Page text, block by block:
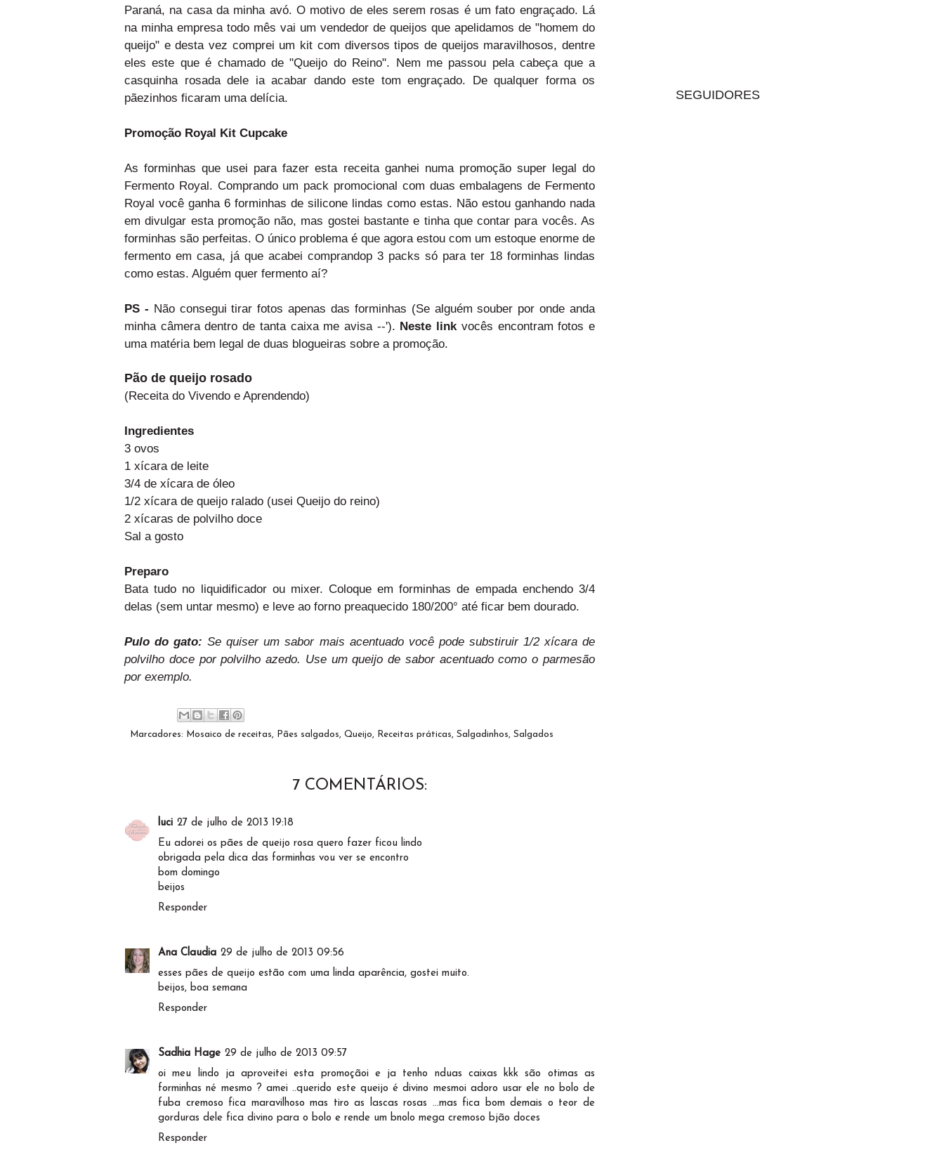
Paraná, na casa da minha avó. O motivo de eles serem rosas é um fato engraçado. Lá
na minha empresa todo mês vai um vendedor de queijos que apelidamos de "homem do
queijo" e desta vez comprei um kit com diversos tipos de queijos maravilhosos, dentre
eles este que é chamado de "Queijo do Reino". Nem me passou pela cabeça que a
casquinha rosada dele ia acabar dando este tom engraçado. De qualquer forma os
pãezinhos ficaram uma delícia.
Promoção Royal Kit Cupcake
As forminhas que usei para fazer esta receita ganhei numa promoção super legal do
Fermento Royal. Comprando um pack promocional com duas embalagens de Fermento
Royal você ganha 6 forminhas de silicone lindas como estas. Não estou ganhando nada
em divulgar esta promoção não, mas gostei bastante e tinha que contar para vocês. As
forminhas são perfeitas. O único problema é que agora estou com um estoque enorme de
fermento em casa, já que acabei comprandop 3 packs só para ter 18 forminhas lindas
como estas. Alguém quer fermento aí?
PS - Não consegui tirar fotos apenas das forminhas (Se alguém souber por onde anda
minha câmera dentro de tanta caixa me avisa --'). Neste link vocês encontram fotos e
uma matéria bem legal de duas blogueiras sobre a promoção.
Pão de queijo rosado
(Receita do Vivendo e Aprendendo)
Ingredientes
3 ovos
1 xícara de leite
3/4 de xícara de óleo
1/2 xícara de queijo ralado (usei Queijo do reino)
2 xícaras de polvilho doce
Sal a gosto
Preparo
Bata tudo no liquidificador ou mixer. Coloque em forminhas de empada enchendo 3/4
delas (sem untar mesmo) e leve ao forno preaquecido 180/200° até ficar bem dourado.
Pulo do gato: Se quiser um sabor mais acentuado você pode substiruir 1/2 xícara de
polvilho doce por polvilho azedo. Use um queijo de sabor acentuado como o parmesão
por exemplo.
Marcadores: Mosaico de receitas, Pães salgados, Queijo, Receitas práticas, Salgadinhos, Salgados
7 COMENTÁRIOS:
luci 27 de julho de 2013 19:18
Eu adorei os pães de queijo rosa quero fazer ficou lindo
obrigada pela dica das forminhas vou ver se encontro
bom domingo
beijos
Responder
Ana Claudia 29 de julho de 2013 09:56
esses pães de queijo estão com uma linda aparência, gostei muito.
beijos, boa semana
Responder
Sadhia Hage 29 de julho de 2013 09:57
oi meu lindo ja aproveitei esta promoçãoi e ja tenho nduas caixas kkk são otimas as
forminhas né mesmo ? amei ..querido este queijo é divino mesmoi adoro usar ele no bolo de
fuba cremoso fica maravilhoso mas tiro as lascas rosas ...mas fica bom demais o teor de
gorduras dele fica divino para o bolo e rende um bnolo mega cremoso bjão doces
Responder
SEGUIDORES